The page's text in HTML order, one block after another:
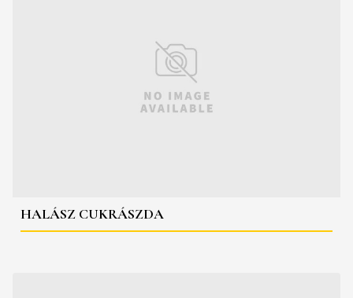
HALÁSZ CUKRÁSZDA